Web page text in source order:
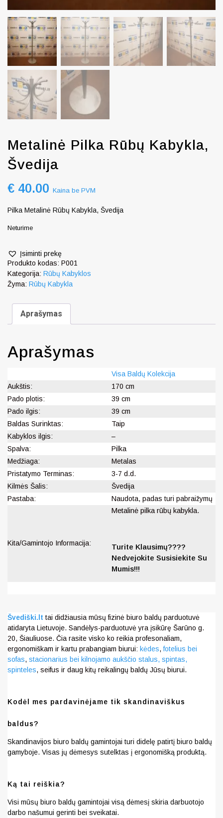
Metalinė Pilka Rūbų Kabykla,
Švedija
€ 40.00 Kaina be PVM
Pilka Metalinė Rūbų Kabykla, Švedija
Neturime
Įsiminti prekę
Produkto kodas: P001
Kategorija: Rūbų Kabyklos
Žyma: Rūbų Kabykla
Aprašymas
Aprašymas
Visa Baldų Kolekcija
Aukštis:
170 cm
Pado plotis:
39 cm
Pado ilgis:
39 cm
Baldas Surinktas:
Taip
Kabyklos ilgis:
–
Spalva:
Pilka
Medžiaga:
Metalas
Pristatymo Terminas:
3-7 d.d.
Kilmės Šalis:
Švedija
Pastaba:
Naudota, padas turi pabraižymų
Kita/Gamintojo Informacija:
Metalinė pilka rūbų kabykla.
Turite Klausimų????
Nedvejokite Susisiekite Su
Mumis!!!
Švediški.lt tai didžiausia mūsų fizinė biuro baldų parduotuvė
atidaryta Lietuvoje. Sandėlys-parduotuvė yra įsikūrę Šarūno g.
20, Šiauliuose. Čia rasite visko ko reikia profesonaliam,
ergonomiškam ir kartu prabangiam biurui: kėdes,fotelius bei
sofas, stacionarius bei kilnojamo aukščio stalus, spintas,
spinteles, seifus ir daug kitų reikalingų baldų Jūsų biurui.
Kodėl mes pardavinėjame tik skandinaviškus
baldus?
Skandinavijos biuro baldų gamintojai turi didelę patirtį biuro baldų
gamyboje. Visas jų dėmesys sutelktas į ergonomišką produktą.
Ką tai reiškia?
Visi mūsų biuro baldų gamintojai visą dėmesį skiria darbuotojo
darbo našumui gerinti bei sveikatai.